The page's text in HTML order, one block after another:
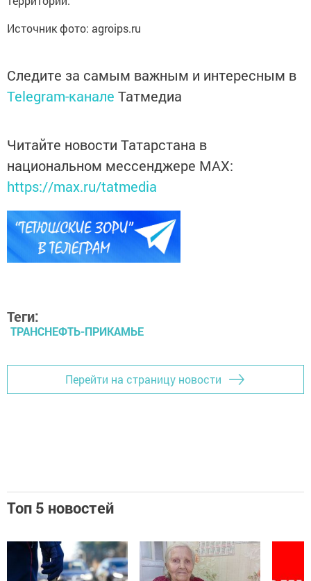
Источник фото: agroips.ru
Следите за самым важным и интересным в
Telegram-канале Татмедиа
Читайте новости Татарстана в
национальном мессенджере MАХ:
https://max.ru/tatmedia
Теги:
ТРАНСНЕФТЬ-ПРИКАМЬЕ
Перейти на страницу новости
Топ 5 новостей